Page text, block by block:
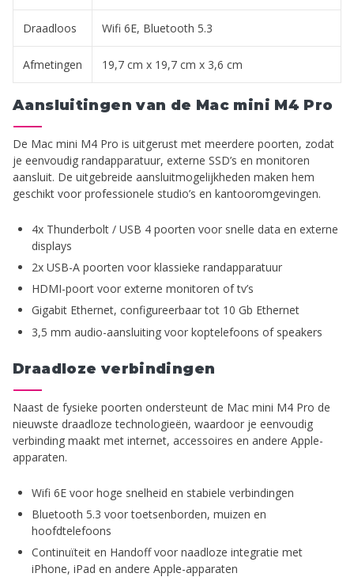
Draadloos Wifi 6E, Bluetooth 5.3
Afmetingen 19,7 cm x 19,7 cm x 3,6 cm
Aansluitingen van de Mac mini M4 Pro
De Mac mini M4 Pro is uitgerust met meerdere poorten, zodat
je eenvoudig randapparatuur, externe SSD’s en monitoren
aansluit. De uitgebreide aansluitmogelijkheden maken hem
geschikt voor professionele studio’s en kantooromgevingen.
4x Thunderbolt / USB 4 poorten voor snelle data en externe
displays
2x USB-A poorten voor klassieke randapparatuur
HDMI-poort voor externe monitoren of tv’s
Gigabit Ethernet, configureerbaar tot 10 Gb Ethernet
3,5 mm audio-aansluiting voor koptelefoons of speakers
Draadloze verbindingen
Naast de fysieke poorten ondersteunt de Mac mini M4 Pro de
nieuwste draadloze technologieën, waardoor je eenvoudig
verbinding maakt met internet, accessoires en andere Apple-
apparaten.
Wifi 6E voor hoge snelheid en stabiele verbindingen
Bluetooth 5.3 voor toetsenborden, muizen en
hoofdtelefoons
Continuïteit en Handoff voor naadloze integratie met
iPhone, iPad en andere Apple-apparaten